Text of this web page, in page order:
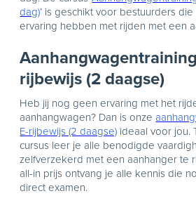
dag)’ is geschikt voor bestuurders
ervaring hebben met rijden met een
rijbewijs (2 daagse)
Heb jij nog geen ervaring met het
aanhangwagen? Dan is onze
E-rijbewijs (2 daagse) ideaal voor jou.
cursus leer je alle benodigde
zelfverzekerd met een aanhanger te
all-in prijs ontvang je alle kennis die
direct examen.